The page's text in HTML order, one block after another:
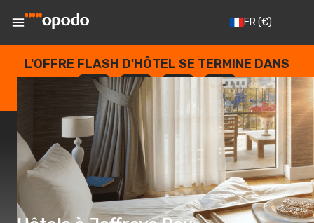
FR(€)
L'OFFRE FLASH D'HÔTEL SE TERMINE DANS
--
JOURS
: --
HEURES
: --
SECONDES